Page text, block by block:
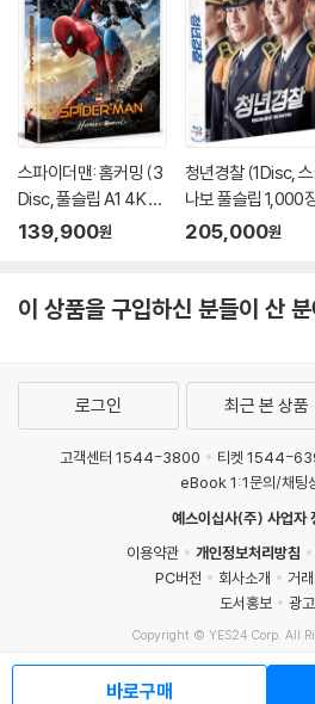
스파이더맨: 홈커밍 (3
Disc, 풀슬립 A1 4K U
HD + 3D + BD 스틸북
139,900원
청년경찰 (1Disc,
나보 풀슬립 1,000
넘버링 한정판) : 블루
205,000원
이 상품을 구입하신 분들이 산
바로구매
로그인 최근 본 상품
고객센터 1544-3800 티켓 1544-
eBook 1:1문의/채팅
예스이십사(주) 사업자
이용약관
개인정보처리방침
PC버전
회사소개
거
도서홍보
광고
Copyright © YES24 Corp. All